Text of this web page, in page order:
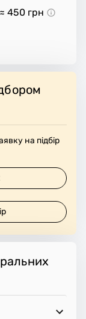
≈ 450 грн
на підбір